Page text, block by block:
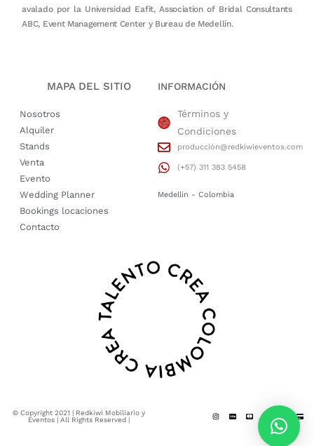
avalado por la Universidad Eafit, Association of Bridal Consultants
ABC, Event Management Center y Bureau de Medellín.
MAPA DEL SITIO
Nosotros
Alquiler
Stands
Venta
Evento
Wedding Planner
Bookings locaciones
Contacto
INFORMACIÓN
Términos y
Condiciones
producción@redkiwieventos.com
(+57) 311 383 5458
Medellin - Colombia
© Copyright 2021 | Redkiwi Mobiliario y
Eventos | All Rights Reserved |